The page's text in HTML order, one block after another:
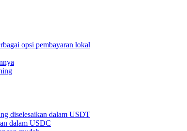
opsi pembayaran lokal
diselesaikan dalam USDT
dalam USDC